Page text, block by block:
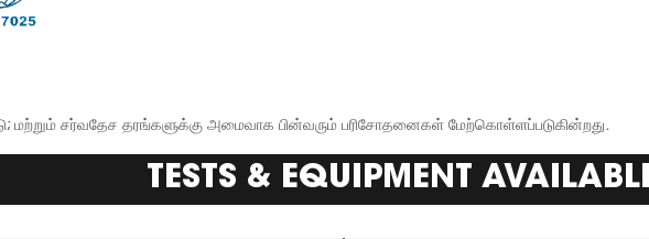
மற்றும் சர்வதேச தரங்களுக்கு அமைவாக பின்வரும் பரிசோதனைகள் மேற்கொள்ளப்படுகின்றது.
TESTS & EQUIPMENT